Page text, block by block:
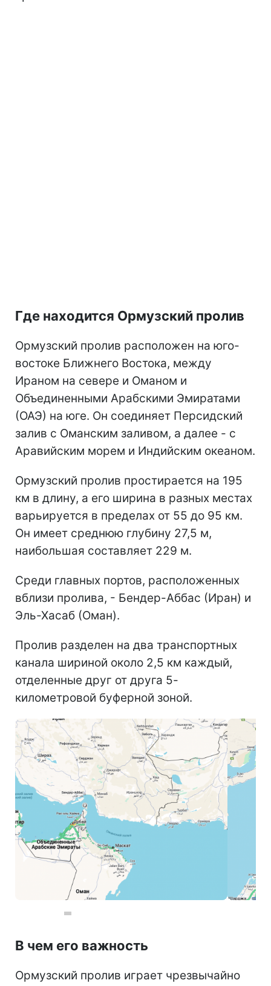
Где находится Ормузский пролив
Ормузский пролив расположен на юго-
востоке Ближнего Востока, между
Ираном на севере и Оманом и
Объединенными Арабскими Эмиратами
(ОАЭ) на юге. Он соединяет Персидский
залив с Оманским заливом, а далее - с
Аравийским морем и Индийским океаном.
Ормузский пролив простирается на 195
км в длину, а его ширина в разных местах
варьируется в пределах от 55 до 95 км.
Он имеет среднюю глубину 27,5 м,
наибольшая составляет 229 м.
Среди главных портов, расположенных
вблизи пролива, - Бендер-Аббас (Иран) и
Эль-Хасаб (Оман).
Пролив разделен на два транспортных
канала шириной около 2,5 км каждый,
отделенные друг от друга 5-
километровой буферной зоной.
В чем его важность
Ормузский пролив играет чрезвычайно